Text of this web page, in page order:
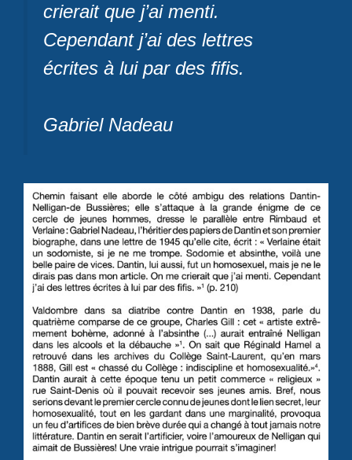
crierait que j’ai menti.
Cependant j’ai des lettres
écrites à lui par des fifis.
Gabriel Nadeau